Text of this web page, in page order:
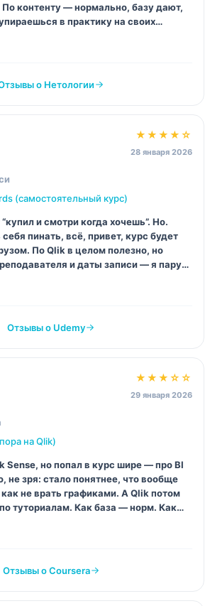
контенту — нормально, базу дают,
в практику на своих
больше “разбора реальных кривых
о Нетологии
★★★★☆
28 января 2026
(самостоятельный курс)
и смотри когда хочешь”. Но.
пинать, всё, привет, курс будет
По Qlik в целом полезно, но
и даты записи — я пару
в свежих версиях.
Отзывы о Udemy
★★★☆☆
29 января 2026
на Qlik)
Sense, но попал в курс шире — про BI
не зря: стало понятнее, что вообще
не врать графиками. А Qlik потом
туториалам. Как база — норм. Как
— мимо.
Отзывы о Coursera